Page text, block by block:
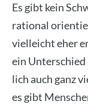
Es gibt kein
ratio­nal
viel­leicht eher
ein
lich auch ganz
es gibt